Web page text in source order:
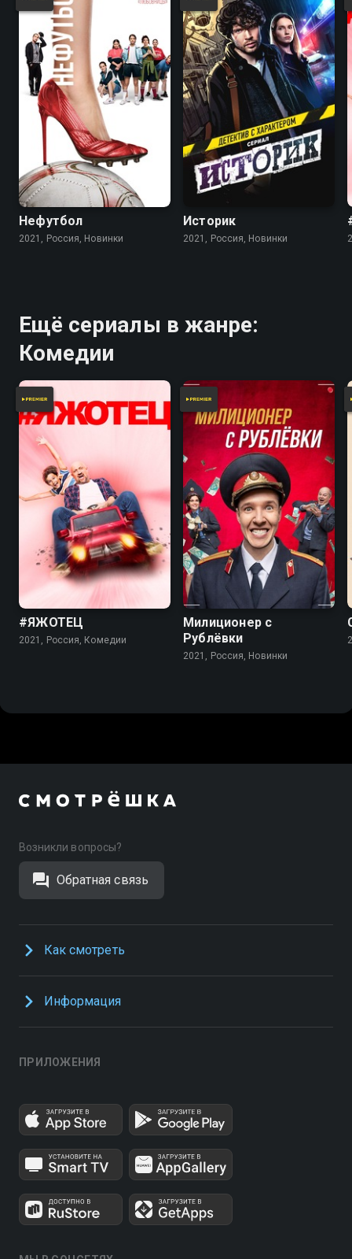
Нефутбол
2021, Россия, Новинки
Историк
2021, Россия, Новинки
Ещё сериалы в жанре:
Комедии
#ЯЖОТЕЦ
2021, Россия, Комедии
5.5
Милиционер с
Рублёвки
2021, Россия, Новинки
Возникли вопросы?
Обратная связь
Как смотреть
Информация
ПРИЛОЖЕНИЯ